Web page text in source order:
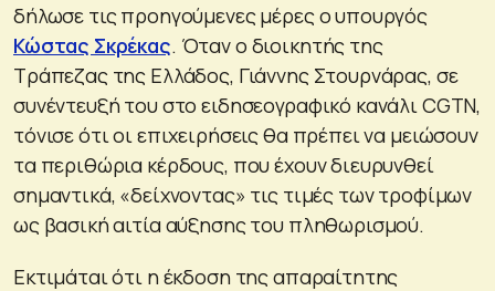
δήλωσε τις προηγούμενες μέρες ο υπουργός
Κώστας Σκρέκας. Όταν ο διοικητής της
Τράπεζας της Ελλάδος, Γιάννης Στουρνάρας, σε
συνέντευξή του στο ειδησεογραφικό κανάλι CGTN,
τόνισε ότι οι επιχειρήσεις θα πρέπει να μειώσουν
τα περιθώρια κέρδους, που έχουν διευρυνθεί
σημαντικά, «δείχνοντας» τις τιμές των τροφίμων
ως βασική αιτία αύξησης του πληθωρισμού.
Εκτιμάται ότι η έκδοση της απαραίτητης